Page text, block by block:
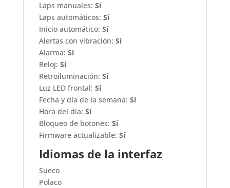
Laps manuales: Sí
Laps automáticos: Sí
Inicio automático: Sí
Alertas con vibración: Sí
Alarma: Sí
Reloj: Sí
Retroiluminación: Sí
Luz LED frontal: Sí
Fecha y día de la semana: Sí
Hora del día: Sí
Bloqueo de botones: Sí
Firmware actualizable: Sí
Idiomas de la interfaz
Sueco
Polaco